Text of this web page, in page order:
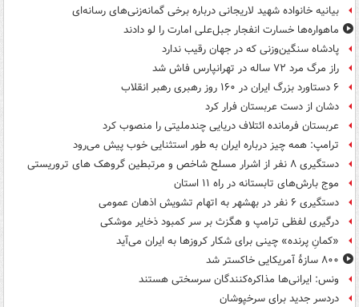
بیانیه خانواده شهید لاریجانی درباره برخی گمانه‌زنی‌های رسانه‌ای
ماهواره‌ها خسارت انفجار جبل‌علی امارت را لو دادند
پادشاه سنگین‌وزنی که در جهان رقیب ندارد
راز مرگ مرد ۷۲ ساله در تهرانپارس فاش شد
۶ دستاورد بزرگ ایران در ۱۶۰ روز رهبری رهبر انقلاب
دشان از دست عربستان فرار کرد
عربستان فرمانده ائتلاف دریایی چندملیتی را منصوب کرد
ترامپ: همه چیز درباره ایران به طور استثنایی خوب پیش می‌رود
دستگیری ۸ نفر از اشرار مسلح شاخص و مرتبطین گروهک های تروریستی
موج بارش‌های تابستانه در راه ۱۱ استان
دستگیری ۶ نفر در بهشهر به اتهام تشویش اذهان عمومی
درگیری لفظی ترامپ و هگزث بر سر کمبود ذخایر موشکی
«کمانِ پرنده» چینی برای شکار کروزها به ایران می‌آید
۸۰۰ سازۀ آمریکایی خاکستر شد
ونس: ایرانی‌ها مذاکره‌کنندگان سرسختی هستند
دردسر جدید برای سرخپوشان